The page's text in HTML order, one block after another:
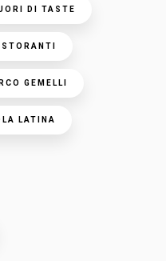
DI TASTE
GEMELLI
LATINA